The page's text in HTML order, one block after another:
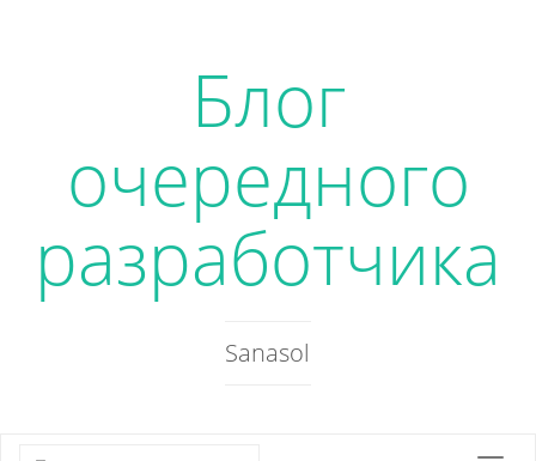
Блог
очередного
разработчика
Sanasol